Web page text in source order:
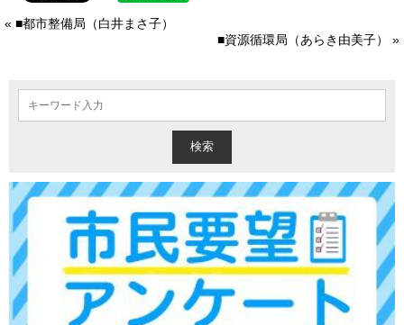
« ■都市整備局（白井まさ子）
■資源循環局（あらき由美子） »